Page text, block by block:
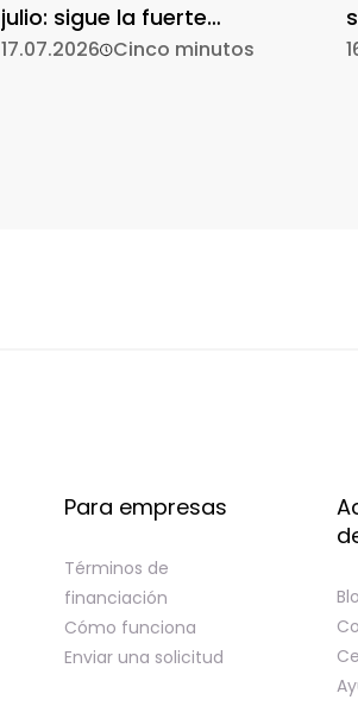
julio: sigue la fuerte
participación
17.07.2026 Cinco minutos
Para empresas
Términos de
financiación
Cómo funciona
Enviar una solicitud